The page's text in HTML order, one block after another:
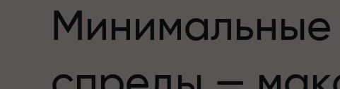
предложениями
Лопрайс привносит элементы драйва и
Минимальные